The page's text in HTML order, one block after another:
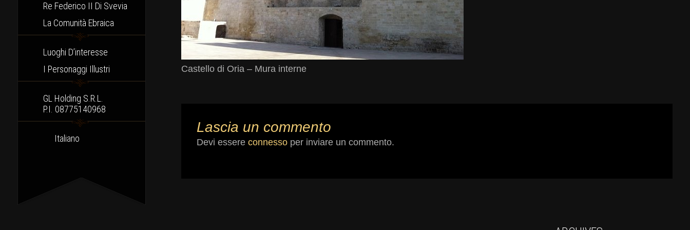
Re Federico II Di Svevia
La Comunità Ebraica
Luoghi D’interesse
I Personaggi Illustri
GL Holding S.r.l.
P.I. 08775140968
Italiano
Castello di Oria – Mura interne
Lascia un commento
Devi essere connessoper inviare un commento.